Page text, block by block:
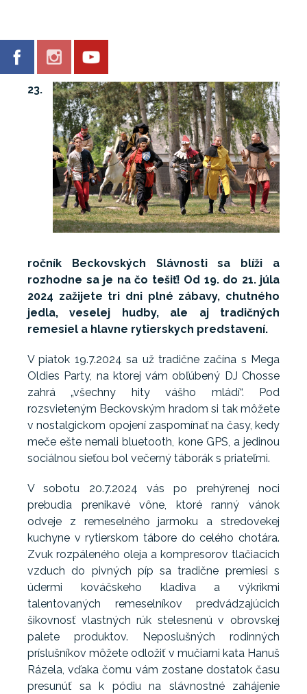
23.
ročník Beckovských Slávnosti sa blíži a
rozhodne sa je na čo tešiť! Od 19. do 21. júla
2024 zažijete tri dni plné zábavy, chutného
jedla, veselej hudby, ale aj tradičných
remesiel a hlavne rytierskych predstavení.
V piatok 19.7.2024 sa už tradične začína s Mega
Oldies Party, na ktorej vám obľúbený DJ Chosse
zahrá „všechny hity vášho mládí“. Pod
rozsvieteným Beckovským hradom si tak môžete
v nostalgickom opojení zaspomínať na časy, kedy
meče ešte nemali bluetooth, kone GPS, a jedinou
sociálnou sieťou bol večerný táborák s priateľmi.
V sobotu 20.7.2024 vás po prehýrenej noci
prebudia prenikavé vône, ktoré ranný vánok
odveje z remeselného jarmoku a stredovekej
kuchyne v rytierskom tábore do celého chotára.
Zvuk rozpáleného oleja a kompresorov tlačiacich
vzduch do pivných píp sa tradične premiesi s
údermi kováčskeho kladiva a výkrikmi
talentovaných remeselníkov predvádzajúcich
šikovnosť vlastných rúk stelesnenú v obrovskej
palete produktov. Neposlušných rodinných
príslušníkov môžete odložiť v mučiarni kata Hanuš
Rázela, vďaka čomu vám zostane dostatok času
presunúť sa k pódiu na slávnostné zahájenie